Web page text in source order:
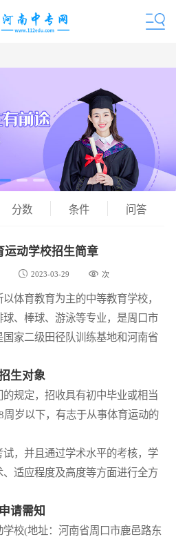
分数 条件 问答
运动学校招生简章
2023-03-29 次
体育教育为主的中等教育学校，
、棒球、游泳等专业，是周口市
家二级田径队训练基地和河南省
生对象
规定，招收具有初中毕业或相当
岁以下，有志于从事体育运动的
，并且通过学术水平的考核，学
适应程度及高度等方面进行全方
申请需知
校(地址：河南省周口市鹿邑路东